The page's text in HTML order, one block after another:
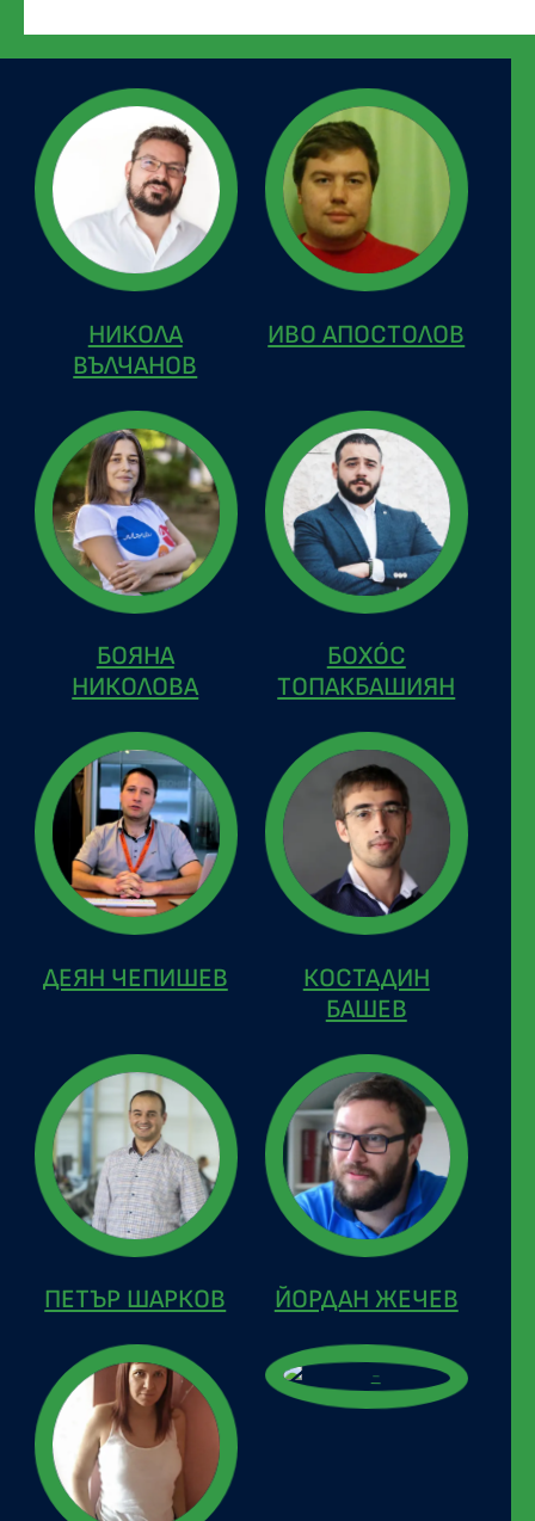
НИКОЛА
ВЪЛЧАНОВ
ИВО АПОСТОЛОВ
БОЯНА
НИКОЛОВА
БОХÓС
ТОПАКБАШИЯН
ДЕЯН ЧЕПИШЕВ
КОСТАДИН
БАШЕВ
ПЕТЪР ШАРКОВ ЙОРДАН ЖЕЧЕВ